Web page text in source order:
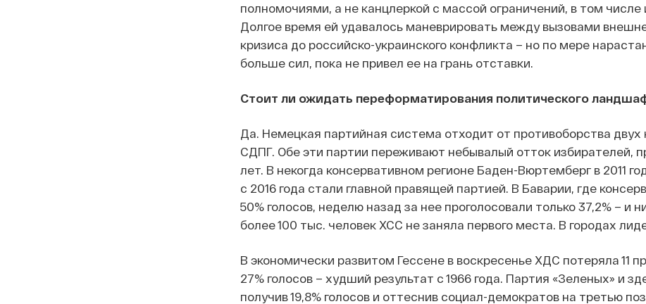
полномочиями, а не канцлеркой с массой ограничений, в том
Долгое время ей удавалось маневрировать между вызовами
кризиса до российско-украинского конфликта – но по мере
больше сил, пока не привел ее на грань отставки.
Стоит ли ожидать переформатирования политического
Да. Немецкая партийная система отходит от противоборства
СДПГ. Обе эти партии переживают небывалый отток избирателей,
лет. В некогда консервативном регионе Баден-Вюртемберг в 2011
с 2016 года стали главной правящей партией. В Баварии, где
50% голосов, неделю назад за нее проголосовали только 37,2% – и
более 100 тыс. человек ХСС не заняла первого места. В городах
В экономически развитом Гессене в воскресенье ХДС потеряла 11
27% голосов – худший результат с 1966 года. Партия «Зеленых» и
получив 19,8% голосов и оттеснив социал-демократов на третью